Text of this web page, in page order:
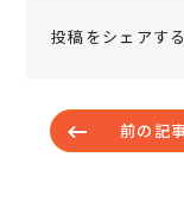
投稿をシェアする
前の記